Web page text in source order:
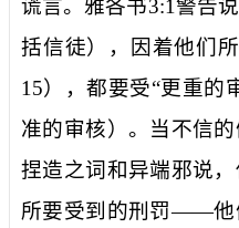
谎言。雅各书3:1 警告
括信徒），因着他们
15），都要受“更重的
准的审核）。当不信
捏造之词和异端邪说
所要受到的刑罚——他